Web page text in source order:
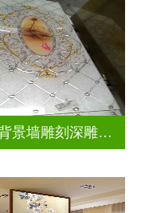
电视背景墙雕刻深雕双面效果